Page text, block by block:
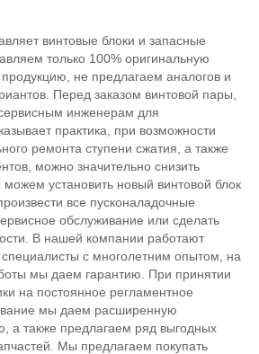
винтовые блоки и запасные
только 100% оригинальную
не предлагаем аналогов и
Перед заказом винтовой пары,
инженерам для
практика, при возможности
ремонта ступени сжатия, а также
можно значительно снизить
можем установить новый винтовой блок
все пусконаладочные
обслуживание или сделать
В нашей компании работают
с многолетним опытом, на
мы даем гарантию. При принятии
на постоянное регламентное
мы даем расширенную
а также предлагаем ряд выгодных
Мы предлагаем покупать